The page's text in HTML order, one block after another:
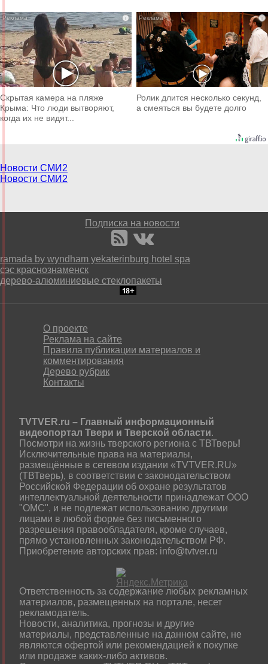
i
Скрытая камера на пляже
Крыма: Что люди вытворяют,
когда их не видят...
i
Ролик длится несколько секунд,
а смеяться вы будете долго
Новости СМИ2
Новости СМИ2
Подписка на новости
ramada by wyndham yekaterinburg hotel spa
сэс краснознаменск
дерево-алюминиевые стеклопакеты
О проекте
Реклама на сайте
Правила публикации материалов и
комментирования
Дерево рубрик
Контакты
TVTVER.ru – Главный информационный
видеопортал Твери и Тверской области.
Посмотри на жизнь тверского региона с ТВТверь!
Исключительные права на материалы,
размещённые в сетевом издании «TVTVER.RU»
(ТВТверь), в соответствии с законодательством
Российской Федерации об охране результатов
интеллектуальной деятельности принадлежат ООО
"ОМС", и не подлежат использованию другими
лицами в любой форме без письменного
разрешения правообладателя, кроме случаев,
прямо установленных законодательством РФ.
Приобретение авторских прав: info@tvtver.ru
Ответственность за содержание любых рекламных
материалов, размещенных на портале, несет
рекламодатель.
Новости, аналитика, прогнозы и другие
материалы, представленные на данном сайте, не
являются офертой или рекомендацией к покупке
или продаже каких-либо активов.